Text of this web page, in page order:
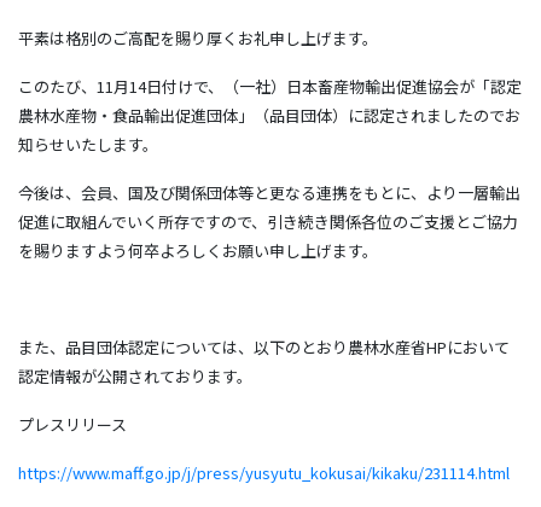
平素は格別のご高配を賜り厚くお礼申し上げます。
このたび、11月14日付けで、（一社）日本畜産物輸出促進協会が「認定
農林水産物・食品輸出促進団体」（品目団体）に認定されましたのでお
知らせいたします。
今後は、会員、国及び関係団体等と更なる連携をもとに、より一層輸出
促進に取組んでいく所存ですので、引き続き関係各位のご支援とご協力
を賜りますよう何卒よろしくお願い申し上げます。
また、品目団体認定については、以下のとおり農林水産省HPにおいて
認定情報が公開されております。
プレスリリース
https://www.maff.go.jp/j/press/yusyutu_kokusai/kikaku/231114.html